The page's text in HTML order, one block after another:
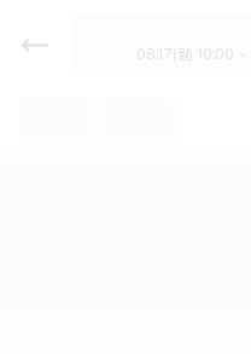
렌트카 - 경남
가 보장 1위 카모
08.17(월) 10:00 ~